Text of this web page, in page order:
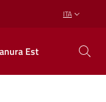
ITA
Est